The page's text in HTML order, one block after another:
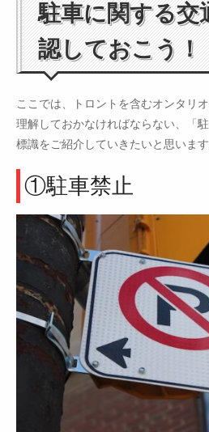
駐車に関する交
認しておこう！
ここでは、トロントを含むオンタリ
理解しておかなければならない、「
標識をご紹介していきたいと思います
①駐車禁止